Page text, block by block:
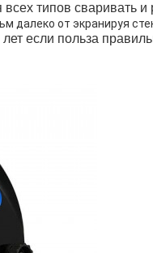
типов сваривать и
далеко от экранируя
если польза